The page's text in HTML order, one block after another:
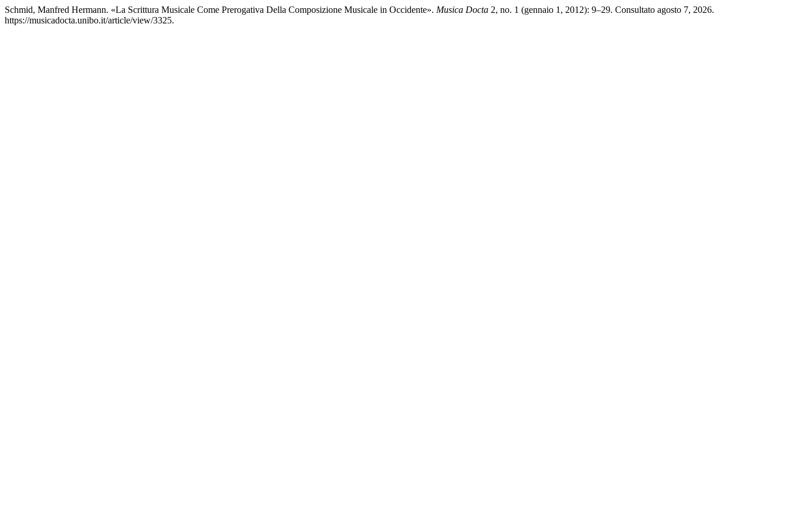
Schmid, Manfred Hermann. «La Scrittura Musicale Come Prerogativa Della Composizione Musicale in Occidente». Musica Docta 2, no. 1 (gennaio 1, 2012): 9–29. Consultato agosto 7, 2026.
https://musicadocta.unibo.it/article/view/3325.